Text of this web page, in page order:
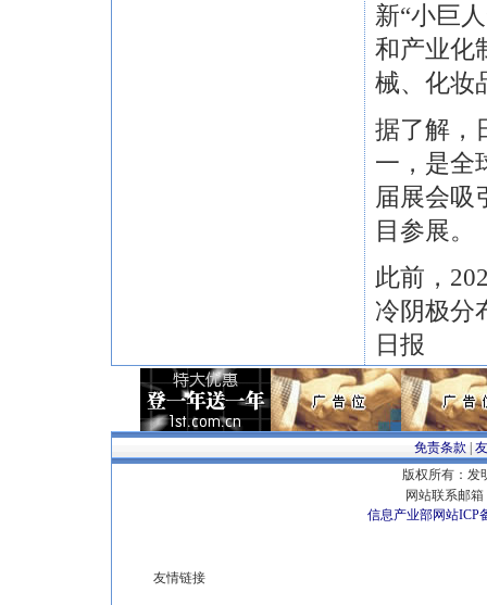
新“小巨
和产业化
械、化妆
据了解，
一，是全
届展会吸
目参展。
此前，
冷阴极分
日报
免责条款
版权所有：发
网站联系邮箱
信息产业部网站ICP
友情链接